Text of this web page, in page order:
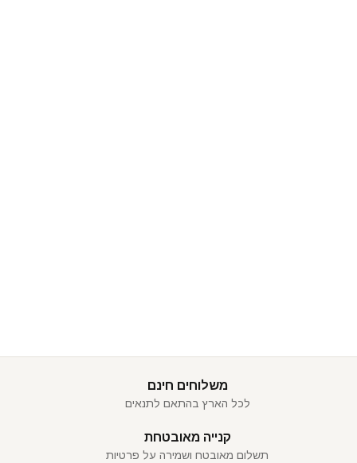
משלוחים חינם
לכל הארץ בהתאם לתנאים
קנייה מאובטחת
תשלום מאובטח ושמירה על פרטיות